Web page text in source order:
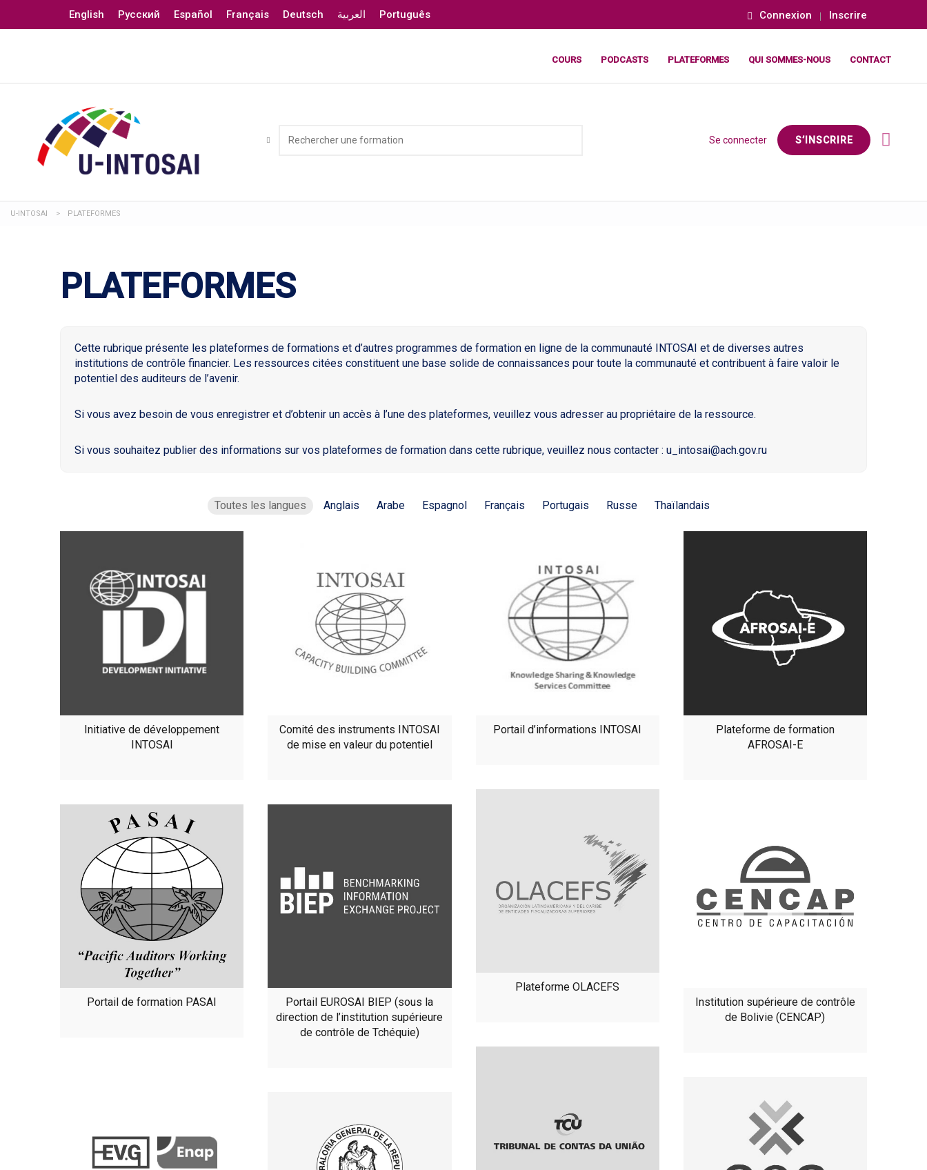
English Русский Español Français Deutsch العربية Português Connexion Inscrire
COURS PODCASTS PLATEFORMES QUI SOMMES-NOUS CONTACT
Se connecter S’INSCRIRE
U-INTOSAI > PLATEFORMES
PLATEFORMES
Cette rubrique présente les plateformes de formations et d’autres programmes de formation en ligne de la communauté INTOSAI et de diverses autres
institutions de contrôle financier. Les ressources citées constituent une base solide de connaissances pour toute la communauté et contribuent à faire valoir le
potentiel des auditeurs de l’avenir.
Si vous avez besoin de vous enregistrer et d’obtenir un accès à l’une des plateformes, veuillez vous adresser au propriétaire de la ressource.
Si vous souhaitez publier des informations sur vos plateformes de formation dans cette rubrique, veuillez nous contacter : u_intosai@ach.gov.ru
Toutes les langues Anglais Arabe Espagnol Français Portugais Russe Thaïlandais
Initiative de développement
INTOSAI
Comité des instruments INTOSAI
de mise en valeur du potentiel
Portail d’informations INTOSAI
Plateforme de formation
AFROSAI-E
Plateforme OLACEFS
Portail de formation PASAI
Portail EUROSAI BIEP (sous la
direction de l’institution supérieure
de contrôle de Tchéquie)
Institution supérieure de contrôle
de Bolivie (CENCAP)